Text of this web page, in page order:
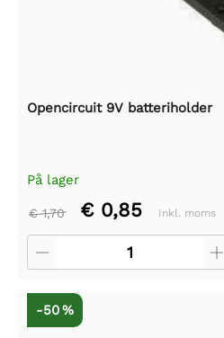
Opencircuit 9V batteriholder
På lager
€ 1,70 € 0,85 Inkl. moms
-50 %